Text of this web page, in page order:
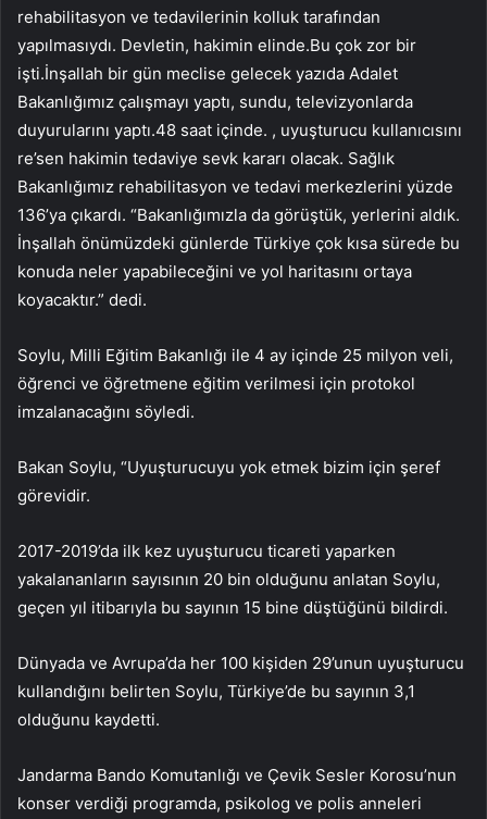
rehabilitasyon ve tedavilerinin kolluk tarafından
yapılmasıydı. Devletin, hakimin elinde.Bu çok zor bir
işti.İnşallah bir gün meclise gelecek yazıda Adalet
Bakanlığımız çalışmayı yaptı, sundu, televizyonlarda
duyurularını yaptı.48 saat içinde. , uyuşturucu kullanıcısını
re’sen hakimin tedaviye sevk kararı olacak. Sağlık
Bakanlığımız rehabilitasyon ve tedavi merkezlerini yüzde
136’ya çıkardı. “Bakanlığımızla da görüştük, yerlerini aldık.
İnşallah önümüzdeki günlerde Türkiye çok kısa sürede bu
konuda neler yapabileceğini ve yol haritasını ortaya
koyacaktır.” dedi.
Soylu, Milli Eğitim Bakanlığı ile 4 ay içinde 25 milyon veli,
öğrenci ve öğretmene eğitim verilmesi için protokol
imzalanacağını söyledi.
Bakan Soylu, “Uyuşturucuyu yok etmek bizim için şeref
görevidir.
2017-2019’da ilk kez uyuşturucu ticareti yaparken
yakalananların sayısının 20 bin olduğunu anlatan Soylu,
geçen yıl itibarıyla bu sayının 15 bine düştüğünü bildirdi.
Dünyada ve Avrupa’da her 100 kişiden 29’unun uyuşturucu
kullandığını belirten Soylu, Türkiye’de bu sayının 3,1
olduğunu kaydetti.
Jandarma Bando Komutanlığı ve Çevik Sesler Korosu’nun
konser verdiği programda, psikolog ve polis anneleri